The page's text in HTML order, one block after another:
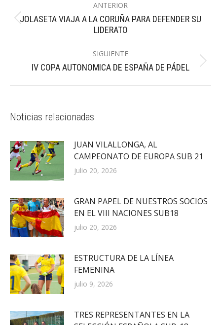
entre
publicaciones
ANTERIOR
Publicación
anterior:
JOLASETA VIAJA A LA CORUÑA PARA DEFENDER SU
LIDERATO
SIGUIENTE
Publicación
IV COPA AUTONOMICA DE ESPAÑA DE PÁDEL
Noticias relacionadas
JUAN VILALLONGA, AL
CAMPEONATO DE EUROPA SUB 21
julio 20, 2026
GRAN PAPEL DE NUESTROS SOCIOS
EN EL VIII NACIONES SUB18
julio 20, 2026
ESTRUCTURA DE LA LÍNEA
FEMENINA
julio 9, 2026
TRES REPRESENTANTES EN LA